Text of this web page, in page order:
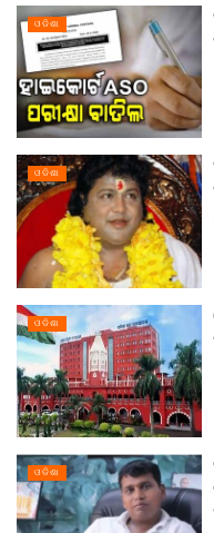
ଓଡିଶା
ଓଡିଶା
ଓଡିଶା
ଓଡିଶା